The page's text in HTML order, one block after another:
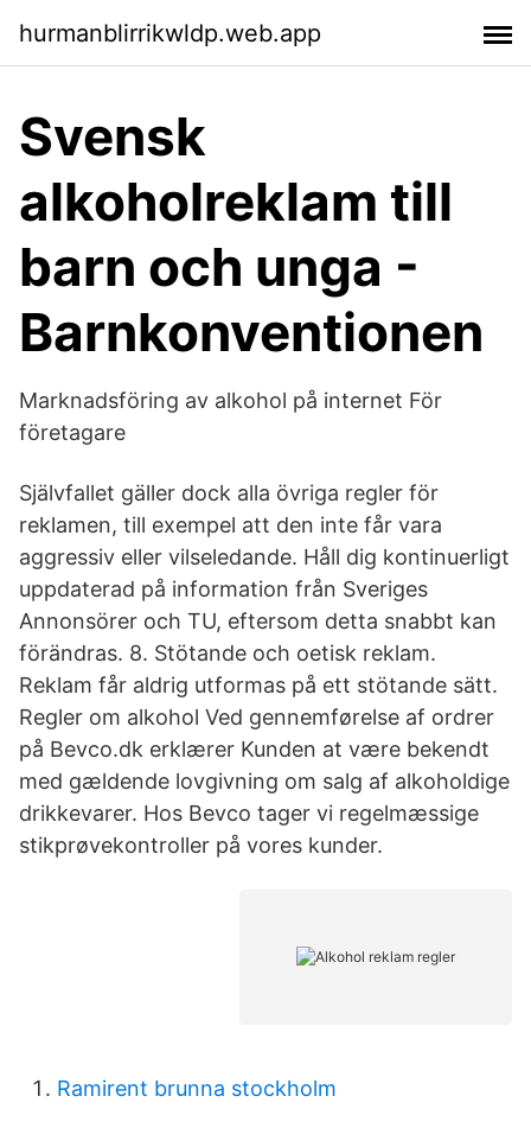
hurmanblirrikwldp.web.app
Svensk
alkoholreklam till
barn och unga -
Barnkonventionen
Marknadsföring av alkohol på internet För
företagare
Självfallet gäller dock alla övriga regler för
reklamen, till exempel att den inte får vara
aggressiv eller vilseledande. Håll dig kontinuerligt
uppdaterad på information från Sveriges
Annonsörer och TU, eftersom detta snabbt kan
förändras. 8. Stötande och oetisk reklam.
Reklam får aldrig utformas på ett stötande sätt.
Regler om alkohol Ved gennemførelse af ordrer
på Bevco.dk erklærer Kunden at være bekendt
med gældende lovgivning om salg af alkoholdige
drikkevarer. Hos Bevco tager vi regelmæssige
stikprøvekontroller på vores kunder.
Ramirent brunna stockholm